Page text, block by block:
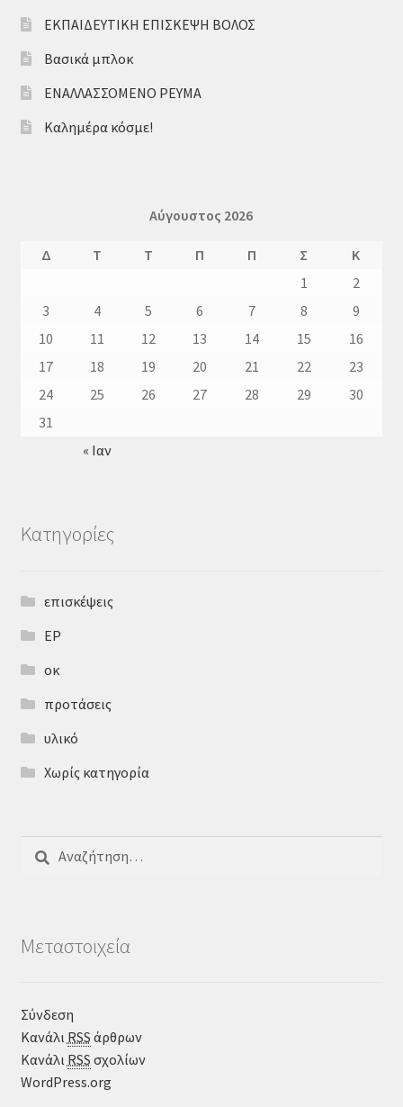
Ταμείο
τεστ
ΕΚΠΑΙΔΕΥΤΙΚΗ ΕΠΙΣΚΕΨΗ ΒΟΛΟΣ
Βασικά μπλοκ
ΕΝΑΛΛΑΣΣΟΜΕΝΟ ΡΕΥΜΑ
Καλημέρα κόσμε!
Αύγουστος 2026
Δ Τ Τ Π Π Σ Κ
« Ιαν
1
2
3
4 5 6 7 8
9
10
11 12 13 14 15
16
17
18 19 20 21 22
23
24
25 26 27 28 29
30
31
Kατηγορίες
επισκέψεις
ΕΡ
οκ
προτάσεις
υλικό
Χωρίς κατηγορία
για:
Μεταστοιχεία
Σύνδεση
Κανάλι RSS άρθρων
Κανάλι RSS σχολίων
WordPress.org